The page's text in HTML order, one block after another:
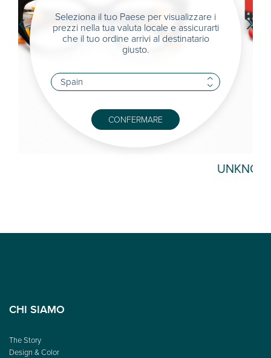
‹ ›
CHI SIAMO
The Story
Design & Color
Seleziona il tuo Paese per visualizzare i
prezzi nella tua valuta locale e assicurarti
che il tuo ordine arrivi al destinatario
giusto.
CONFERMARE